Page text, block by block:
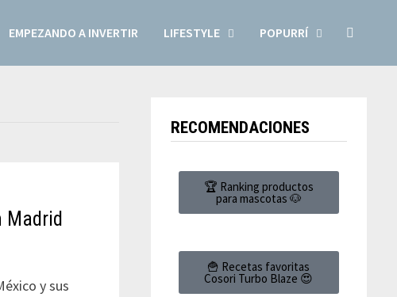
EMPEZANDO A INVERTIR LIFESTYLE POPURRÍ
Madrid
y sus
RECOMENDACIONES
🏆 Ranking productos
para mascotas 🐶
🍟 Recetas favoritas
Cosori Turbo Blaze 😍